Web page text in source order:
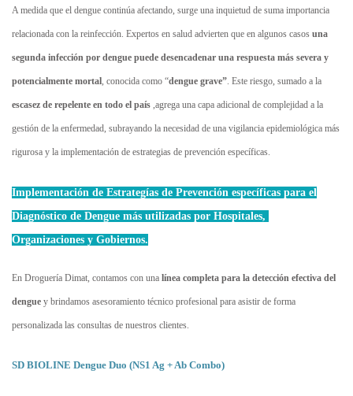
A medida que el dengue continúa afectando, surge una inquietud de suma importancia
relacionada con la reinfección. Expertos en salud advierten que en algunos casos una
segunda infección por dengue puede desencadenar una respuesta más severa y
potencialmente mortal , conocida como “dengue grave” . Este riesgo, sumado a la
escasez de repelente en todo el país ,agrega una capa adicional de complejidad a la
gestión de la enfermedad, subrayando la necesidad de una vigilancia epidemiológica más
rigurosa y la implementación de estrategias de prevención específicas.
Implementación de Estrategías de Prevención específicas para el
Diagnóstico de Dengue más utilizadas por Hospitales,
Organizaciones y Gobiernos.
En Droguería Dimat, contamos con una línea completa para la detección efectiva del
dengue y brindamos asesoramiento técnico profesional para asistir de forma
personalizada las consultas de nuestros clientes.
SD BIOLINE Dengue Duo (NS1 Ag + Ab Combo)